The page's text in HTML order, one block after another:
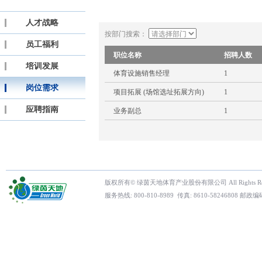
人才战略
员工福利
培训发展
岗位需求
应聘指南
按部门搜索：
职位名称 招聘人数
体育设施销售经理 1
项目拓展 (场馆选址拓展方向) 1
业务副总 1
版权所有© 绿茵天地体育产业股份有限公司 All Rights
服务热线: 800-810-8989 传真: 8610-58246808 邮政